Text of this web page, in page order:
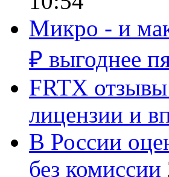
Микро - и
₽ выгоднее
FRTX
лицензии и
В России
без комиссии